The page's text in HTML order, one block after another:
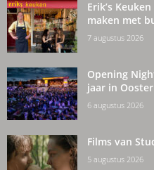
Erik’s
maken met
7 augustus 2026
Opening
jaar in
6 augustus 2026
Films van
5 augustus 2026